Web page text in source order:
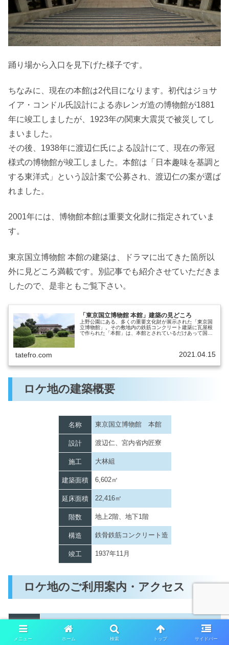
踊り場から入口を見下げた様子です。
ちなみに、現在の本館は2代目になります。初代はジョサ
イア・コンドル氏設計による赤レンガ造の博物館が1881
年に竣工しましたが、1923年の関東大震災で被災してし
まいました。
その後、1938年に渡辺仁氏による設計にて、現在の帝冠
様式の博物館が竣工しました。本館は
日本趣味を基調と
する東洋式
という設計案で公募され、渡辺仁の案が選ば
れました。
2001年には、博物館本館は重要文化財に指定されていま
す。
東京国立博物館 本館の建築は、ドラマに出てきた箇所以
外に見どころ満載です。別記事でも紹介させていただきま
したので、是非ともご覧下さい。
「東京国立博物館 本館」建築の見どころ
上野公園にある、多くの重要文化財が展示された「東京国
立博物館」。その敷地内の鉄筋コンクリート建築に瓦屋根
で作られた「本館」は、本館とされているだけあって国の
tatefro.com 2021.04.15
ロケ地の建築概要
名称 東京国立博物館 本館
設計 渡辺仁、宮内省内匠寮
施工 大林組
建築面積 6,602㎡
延床面積 22,416㎡
階数 地上2階、地下1階
構造 鉄骨鉄筋コンクリート造
竣工 1937年11月
ロケ地のご利用案内・アクセス
間
9:30～17:00（入館は16:30まで）
メニュー ホーム 検索 トップ サイドバー